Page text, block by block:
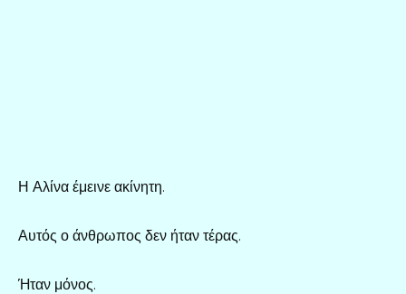
Η Αλίνα έμεινε ακίνητη.
Αυτός ο άνθρωπος δεν ήταν τέρας.
Ήταν μόνος.